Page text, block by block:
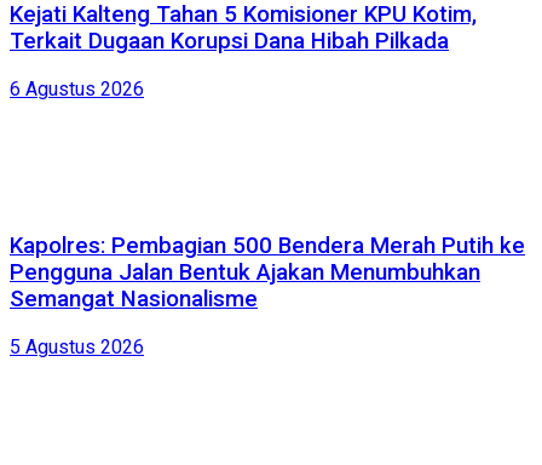
Kejati Kalteng Tahan 5 Komisioner KPU Kotim,
Terkait Dugaan Korupsi Dana Hibah Pilkada
6 Agustus 2026
Kapolres: Pembagian 500 Bendera Merah Putih ke
Pengguna Jalan Bentuk Ajakan Menumbuhkan
Semangat Nasionalisme
5 Agustus 2026